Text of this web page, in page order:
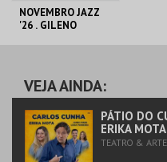
NOVEMBRO JAZZ
'26 . GILENO
CRIATIVIDADE
MAIS INFO
COMPRAR
VEJA AINDA:
PÁTIO DO
ERIKA
TEATRO &